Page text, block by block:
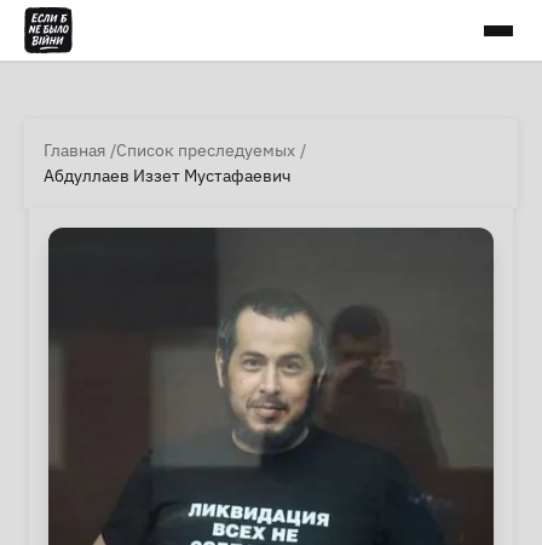
Главная Список преследуемых
Абдуллаев Иззет Мустафаевич